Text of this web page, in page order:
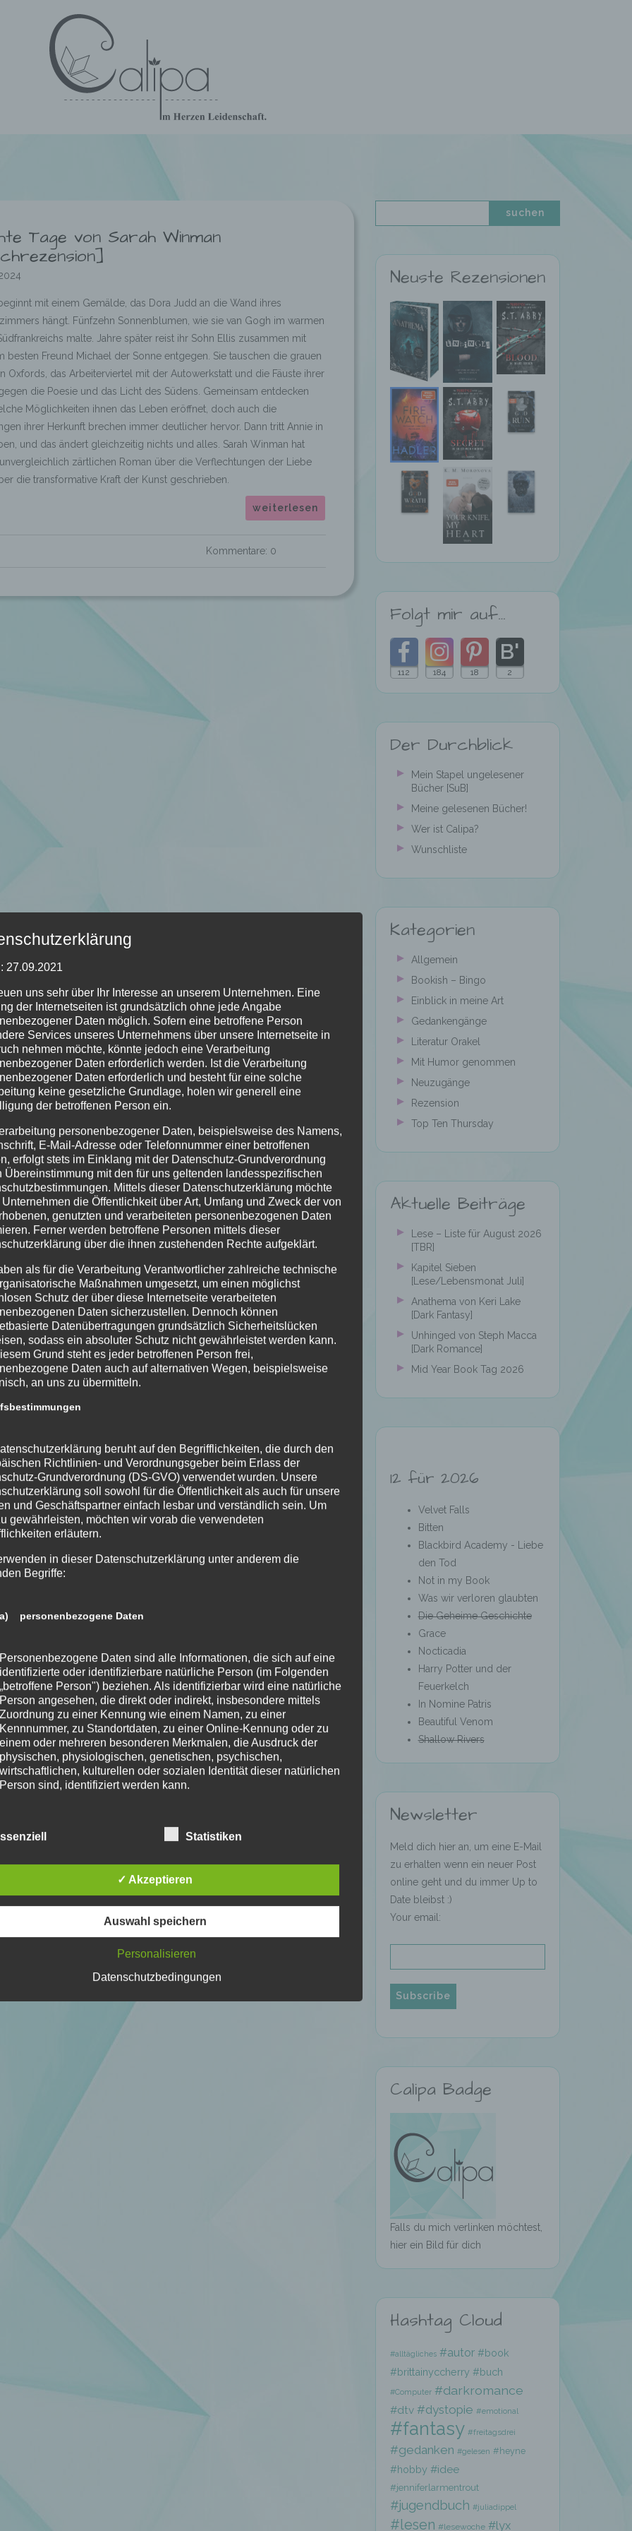
Tage von Sarah Winman
mit einem Gemälde, das Dora Judd an die Wand ihres
hängt. Fünfzehn Sonnenblumen, wie sie van Gogh im warmen
malte. Jahre später reist ihr Sohn Ellis zusammen mit
besten Freund Michael der Sonne entgegen. Sie tauschen die grauen
Oxfords, das Arbeiterviertel mit der Autowerkstatt und die Fäuste ihrer
die Poesie und das Licht des Südens. Gemeinsam entdecken
Möglichkeiten ihnen das Leben eröffnet, doch auch die
ihrer Herkunft brechen immer deutlicher hervor. Dann tritt Annie in
und das ändert gleichzeitig nichts und alles. Sarah Winman hat
zärtlichen Roman über die Verflechtungen der Liebe
die transformative Kraft der Kunst geschrieben.
weiterlesen
Kommentare: 0
Neuste Rezensionen
Folgt mir auf…
auf
Facebook
112
auf
Instagram
184
auf
Pinterest
18
Blog
2
Der Durchblick
Mein Stapel ungelesener
Bücher [SuB]
Meine gelesenen Bücher!
Wer ist Calipa?
Wunschliste
Kategorien
Allgemein
Bookish – Bingo
Einblick in meine Art
Gedankengänge
Literatur Orakel
Mit Humor genommen
Neuzugänge
Rezension
Top Ten Thursday
Aktuelle Beiträge
Lese – Liste für August 2026
[TBR]
Kapitel Sieben
[Lese/Lebensmonat Juli]
Anathema von Keri Lake
[Dark Fantasy]
Unhinged von Steph Macca
[Dark Romance]
Mid Year Book Tag 2026
12 für 2026
Velvet Falls
Bitten
Blackbird Academy - Liebe
den Tod
Not in my Book
Was wir verloren glaubten
Die Geheime Geschichte
Grace
Nocticadia
Harry Potter und der
Feuerkelch
In Nomine Patris
Beautiful Venom
Shallow Rivers
Newsletter
Meld dich hier an, um eine E-Mail
zu erhalten wenn ein neuer Post
online geht und du immer Up to
Date bleibst :)
Your email:
Calipa Badge
Falls du mich verlinken möchtest,
hier ein Bild für dich
Hashtag Cloud
#alltägliches #autor #book
#brittainyccherry #buch
#Computer #darkromance
#dtv #dystopie #emotional
#fantasy #freitagsdrei
#gedanken #gelesen #heyne
#hobby #idee
#jenniferlarmentrout
#jugendbuch #juliadippel
#lesen #lesewoche #lyx
27.09.2021
uns sehr über Ihr Interesse an unserem Unternehmen. Eine
der Internetseiten ist grundsätzlich ohne jede Angabe
Daten möglich. Sofern eine betroffene Person
Services unseres Unternehmens über unsere Internetseite in
nehmen möchte, könnte jedoch eine Verarbeitung
Daten erforderlich werden. Ist die Verarbeitung
Daten erforderlich und besteht für eine solche
keine gesetzliche Grundlage, holen wir generell eine
der betroffenen Person ein.
personenbezogener Daten, beispielsweise des Namens,
E-Mail-Adresse oder Telefonnummer einer betroffenen
erfolgt stets im Einklang mit der Datenschutz-Grundverordnung
Übereinstimmung mit den für uns geltenden landesspezifischen
Mittels dieser Datenschutzerklärung möchte
die Öffentlichkeit über Art, Umfang und Zweck der von
genutzten und verarbeiteten personenbezogenen Daten
Ferner werden betroffene Personen mittels dieser
über die ihnen zustehenden Rechte aufgeklärt.
als für die Verarbeitung Verantwortlicher zahlreiche technische
Maßnahmen umgesetzt, um einen möglichst
Schutz der über diese Internetseite verarbeiteten
Daten sicherzustellen. Dennoch können
Datenübertragungen grundsätzlich Sicherheitslücken
sodass ein absoluter Schutz nicht gewährleistet werden kann.
Grund steht es jeder betroffenen Person frei,
Daten auch auf alternativen Wegen, beispielsweise
an uns zu übermitteln.
beruht auf den Begrifflichkeiten, die durch den
Richtlinien- und Verordnungsgeber beim Erlass der
Grundverordnung (DS-GVO) verwendet wurden. Unsere
soll sowohl für die Öffentlichkeit als auch für unsere
und Geschäftspartner einfach lesbar und verständlich sein. Um
gewährleisten, möchten wir vorab die verwendeten
erläutern.
in dieser Datenschutzerklärung unter anderem die
Begriffe:
a) personenbezogene Daten
Personenbezogene Daten sind alle Informationen, die sich auf eine
identifizierte oder identifizierbare natürliche Person (im Folgenden
„betroffene Person") beziehen. Als identifizierbar wird eine natürliche
Person angesehen, die direkt oder indirekt, insbesondere mittels
Zuordnung zu einer Kennung wie einem Namen, zu einer
Kennnummer, zu Standortdaten, zu einer Online-Kennung oder zu
einem oder mehreren besonderen Merkmalen, die Ausdruck der
physischen, physiologischen, genetischen, psychischen,
wirtschaftlichen, kulturellen oder sozialen Identität dieser natürlichen
Person sind, identifiziert werden kann.
b) betroffene Person
Betroffene Person ist jede identifizierte oder identifizierbare
Verarbeitung Verantwortlichen verarbeitet werden.
ausgeführte Vorgang oder jede solche Vorgangsreihe im
Zusammenhang mit personenbezogenen Daten wie das Erheben,
Anpassung oder Veränderung, das Auslesen, das Abfragen, die
Verwendung, die Offenlegung durch Übermittlung, Verbreitung oder
eine andere Form der Bereitstellung, den Abgleich oder die
Verknüpfung, die Einschränkung, das Löschen oder die Vernichtung.
d) Einschränkung der Verarbeitung
Einschränkung der Verarbeitung ist die Markierung gespeicherter
personenbezogener Daten mit dem Ziel, ihre künftige Verarbeitung
einzuschränken.
e) Profiling
Profiling ist jede Art der automatisierten Verarbeitung
personenbezogener Daten, die darin besteht, dass diese
personenbezogenen Daten verwendet werden, um bestimmte
persönliche Aspekte, die sich auf eine natürliche Person beziehen,
zu bewerten, insbesondere, um Aspekte bezüglich Arbeitsleistung,
wirtschaftlicher Lage, Gesundheit, persönlicher Vorlieben, Interessen,
Zuverlässigkeit, Verhalten, Aufenthaltsort oder Ortswechsel dieser
natürlichen Person zu analysieren oder vorherzusagen.
Statistiken
✓ Akzeptieren
Auswahl speichern
Personalisieren
Datenschutzbedingungen